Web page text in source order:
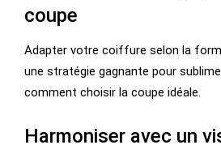
coupe
Adapter votre coiffure selon la
une stratégie gagnante pour
comment choisir la coupe idéale.
Harmoniser avec un